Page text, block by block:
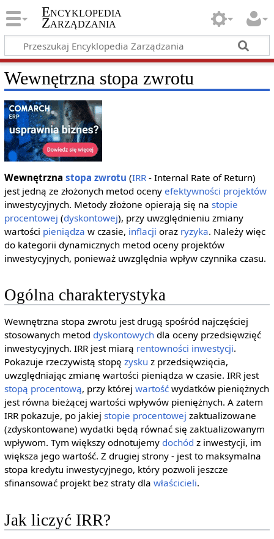
Encyklopedia
Zarządzania
Wewnętrzna stopa zwrotu
Wewnętrzna stopa zwrotu (IRR- Internal Rate of Return)
jest jedną ze złożonych metod oceny efektywności projektów
inwestycyjnych. Metody złożone opierają się na stopie
procentowej (dyskontowej), przy uwzględnieniu zmiany
wartości pieniądza w czasie, inflacji oraz ryzyka. Należy więc
do kategorii dynamicznych metod oceny projektów
inwestycyjnych, ponieważ uwzględnia wpływ czynnika czasu.
Ogólna charakterystyka
Wewnętrzna stopa zwrotu jest drugą spośród najczęściej
stosowanych metod dyskontowychdla oceny przedsięwzięć
inwestycyjnych. IRR jest miarą rentowności inwestycji.
Pokazuje rzeczywistą stopę zysku z przedsięwzięcia,
uwzględniając zmianę wartości pieniądza w czasie. IRR jest
stopą procentową, przy której wartośćwydatków pieniężnych
jest równa bieżącej wartości wpływów pieniężnych. A zatem
IRR pokazuje, po jakiej stopie procentowej zaktualizowane
(zdyskontowane) wydatki będą równać się zaktualizowanym
wpływom. Tym większy odnotujemy dochód z inwestycji, im
większa jego wartość. Z drugiej strony - jest to maksymalna
stopa kredytu inwestycyjnego, który pozwoli jeszcze
sfinansować projekt bez straty dla właścicieli.
Jak liczyć IRR?